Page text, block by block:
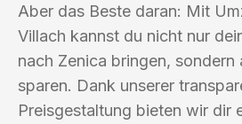
Aber das Beste daran: Mit
Villach kannst du nicht nur
nach Zenica bringen, sondern
sparen. Dank unserer
Preisgestaltung bieten wir dir